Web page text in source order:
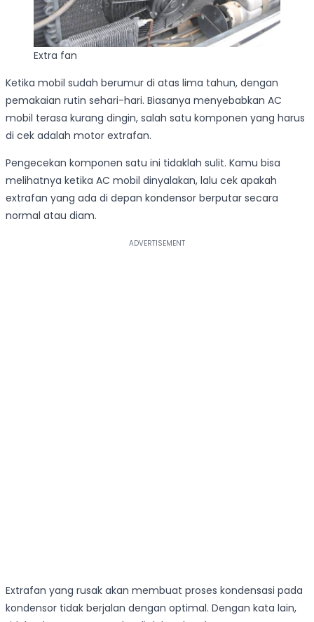
Extra fan
Ketika mobil sudah berumur di atas lima tahun, dengan
pemakaian rutin sehari-hari. Biasanya menyebabkan AC
mobil terasa kurang dingin, salah satu komponen yang harus
di cek adalah motor extrafan.
Pengecekan komponen satu ini tidaklah sulit. Kamu bisa
melihatnya ketika AC mobil dinyalakan, lalu cek apakah
extrafan yang ada di depan kondensor berputar secara
normal atau diam.
Extrafan yang rusak akan membuat proses kondensasi pada
kondensor tidak berjalan dengan optimal. Dengan kata lain,